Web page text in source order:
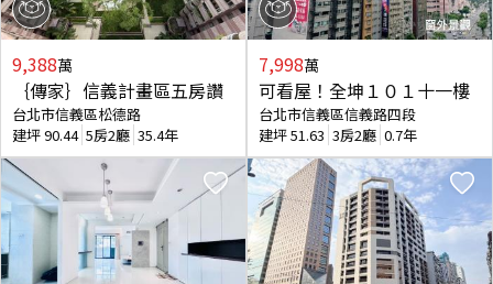
9,388萬
｛傳家｝信義計畫區五房讚
台北市信義區松德路
建坪90.44 5房2廳 35.4年
7,998萬
可看屋！全坤１０１十一樓
台北市信義區信義路四段
建坪51.63 3房2廳 0.7年